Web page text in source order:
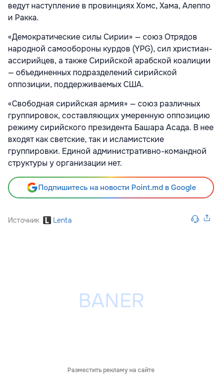
ведут наступление в провинциях Хомс, Хама, Алеппо
и Ракка.
«Демократические силы Сирии» — союз Отрядов
народной самообороны курдов (YPG), сил христиан-
ассирийцев, а также Сирийской арабской коалиции
— объединенных подразделений сирийской
оппозиции, поддерживаемых США.
«Свободная сирийская армия» — союз различных
группировок, составляющих умеренную оппозицию
режиму сирийского президента Башара Асада. В нее
входят как светские, так и исламистские
группировки. Единой административно-командной
структуры у организации нет.
Подпишитесь на новости Point.md в Google
Источник Lenta
Разместить рекламу на сайте